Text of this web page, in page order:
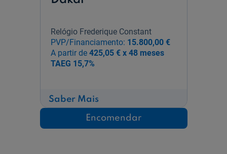
Relógio Frederique Constant
PVP/Financiamento: 15.800,00 €
A partir de 425,05 € x 48 meses
TAEG 15,7%
Saber Maissobre
Opus
Chronograph
Dakar
Encomendar